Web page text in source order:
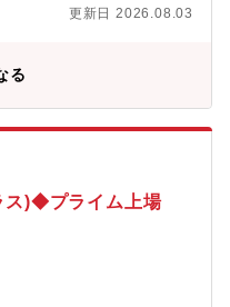
標『品質』『財務』『供
年間80％以上の在宅勤務活
チャーの変革にも積極的に
やFA制度が利用可能。・各
おります。・多様な“個”の
多様な学びの機会・環境を
ジメント、オフィスマネジ
イス、デジタルソリューシ
ビジネス展開する当社にお
え、変革を牽引していただ
からスタートし、本社、事
含めたジョブローテーシ
アップを目指していただ
理職あるいは担当管理職
可能性がございます。※総
ざいません。【働き方】・
較的自由度高い環境で働く
度で恒常的な残業もなく、
】東芝は創業以来150年以上
更新日 2026.08.03
る
ス)◆プライム上場